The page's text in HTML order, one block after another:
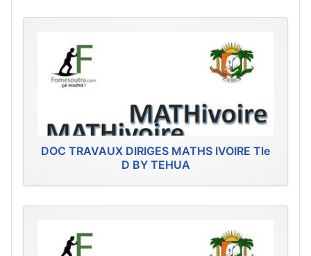
DOC TRAVAUX DIRIGES MATHS IVOIRE Tle
D BY TEHUA